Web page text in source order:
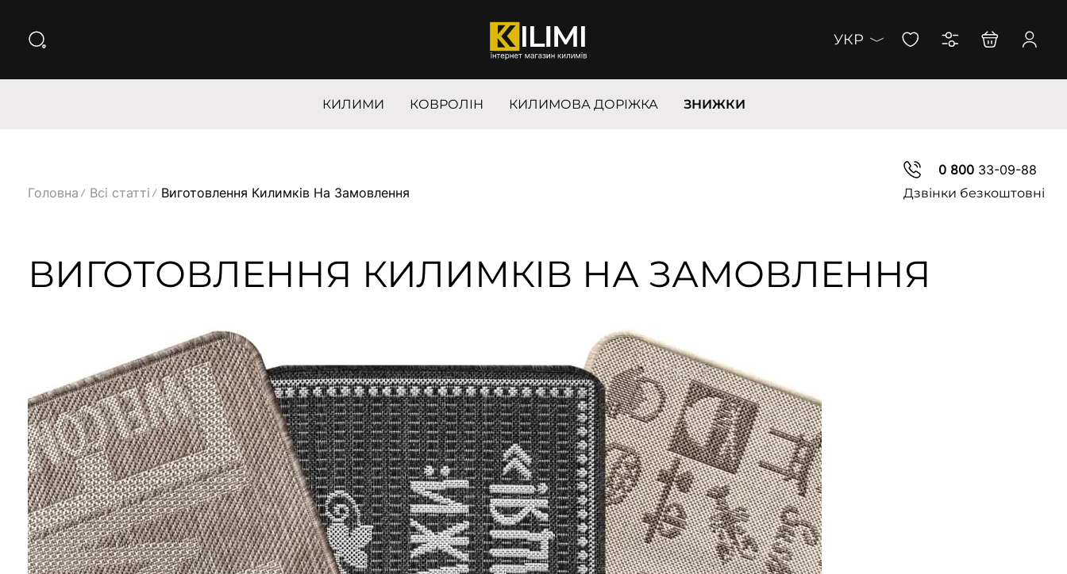
УКР
КИЛИМИ КОВРОЛІН КИЛИМОВА ДОРІЖКА ЗНИЖКИ
Головна Всі статті Виготовлення Килимків На Замовлення
0 80033-09-88
Дзвінки безкоштовні
ВИГОТОВЛЕННЯ КИЛИМКІВ НА ЗАМОВЛЕННЯ